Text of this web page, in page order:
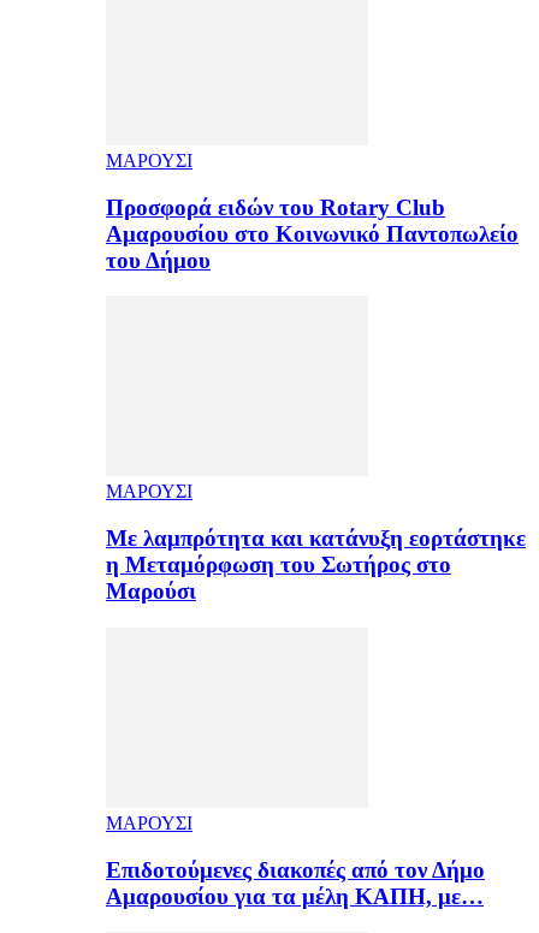
ΜΑΡΟΥΣΙ
Προσφορά ειδών του Rotary Club
Αμαρουσίου στο Κοινωνικό Παντοπωλείο
του Δήμου
ΜΑΡΟΥΣΙ
Με λαμπρότητα και κατάνυξη εορτάστηκε
η Μεταμόρφωση του Σωτήρος στο
Μαρούσι
ΜΑΡΟΥΣΙ
Επιδοτούμενες διακοπές από τον Δήμο
Αμαρουσίου για τα μέλη ΚΑΠΗ, με…